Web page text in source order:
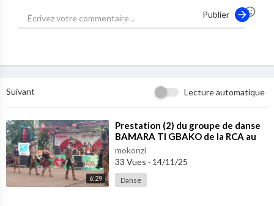
Publier
Suivant Lecture automatique
6:29
⁣Prestation (2) du groupe de danse
BAMARA TI GBAKO de la RCA au
TÎ-Ï FESTIVAL 2025
mokonzi
33 Vues · 14/11/25
Danse